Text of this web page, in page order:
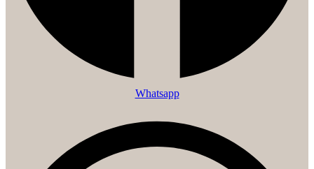
Whatsapp